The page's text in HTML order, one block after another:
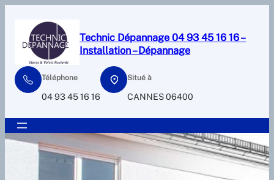
contenu
Technic Dépannage 04 93 45 16 16 –
Installation – Dépannage
Téléphone
04 93 45 16 16
Situé à
CANNES 06400